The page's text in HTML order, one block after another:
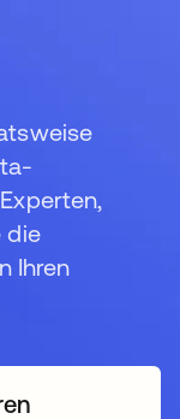
die
Ihren
neuen